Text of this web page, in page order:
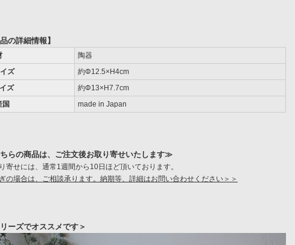
の詳細情報】
陶器
ズ
約Φ12.5×H4cm
ズ
約Φ13×H7.7cm
国
made in Japan
らの商品は、ご注文後お取り寄せいたします≫
寄せには、通常1週間から10日ほど頂いております。
の場合は、ご相談承ります。納期等、詳細はお問い合わせください＞＞
ーズでオススメです＞